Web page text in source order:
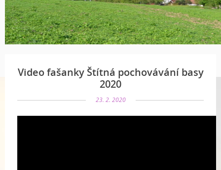
Video fašanky Štítná pochovávání basy
2020
23. 2. 2020